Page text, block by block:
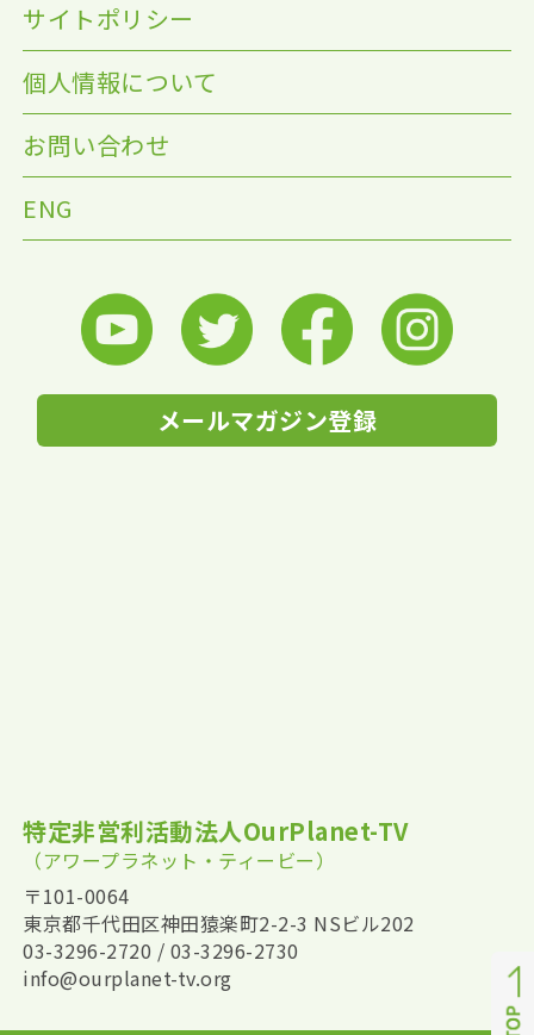
サイトポリシー
個人情報について
お問い合わせ
ENG
メールマガジン登録
特定非営利活動法人OurPlanet-TV
（アワープラネット・ティービー）
〒101-0064
東京都千代田区神田猿楽町2-2-3 NSビル202
03-3296-2720 / 03-3296-2730
info@ourplanet-tv.org